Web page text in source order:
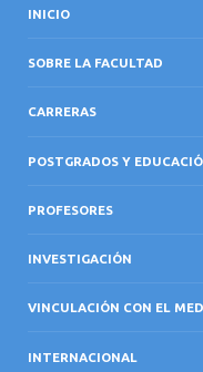
INICIO
SOBRE LA FACULTAD
CARRERAS
POSTGRADOS Y
PROFESORES
INVESTIGACIÓN
VINCULACIÓN CON EL
INTERNACIONAL